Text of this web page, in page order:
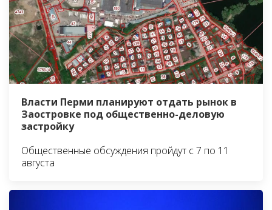
Власти Перми планируют отдать рынок в
Заостровке под общественно-деловую
застройку
Общественные обсуждения пройдут с 7 по 11
августа